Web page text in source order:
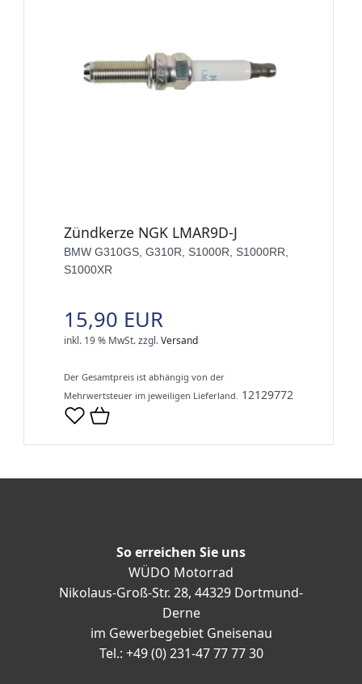
Zündkerze NGK LMAR9D-J
BMW G310GS, G310R, S1000R, S1000RR,
S1000XR
15,90 EUR
inkl. 19 % MwSt.zzgl.Versand
Der Gesamtpreis ist abhängig von der
Mehrwertsteuer im jeweiligen Lieferland. 12129772
So erreichen Sie uns
WÜDO Motorrad
Nikolaus-Groß-Str. 28, 44329 Dortmund-
Derne
im Gewerbegebiet Gneisenau
Tel.: +49 (0) 231-47 77 77 30